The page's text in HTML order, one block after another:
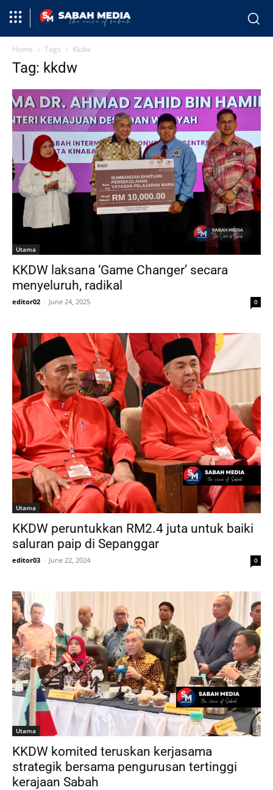
Home Tags Kkdw
Tag: kkdw
Utama
KKDW laksana ‘Game Changer’ secara
menyeluruh, radikal
editor02 - June 24, 2025 0
Utama
KKDW peruntukkan RM2.4 juta untuk baiki
saluran paip di Sepanggar
editor03 - June 22, 2024 0
Utama
KKDW komited teruskan kerjasama
strategik bersama pengurusan tertinggi
kerajaan Sabah